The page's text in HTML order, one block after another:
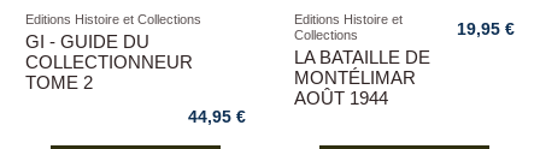
Editions Histoire et Collections
GI - GUIDE DU
COLLECTIONNEUR
TOME 2
44,95 €
Editions Histoire et
Collections
LA BATAILLE DE
MONTÉLIMAR
AOÛT 1944
19,95 €